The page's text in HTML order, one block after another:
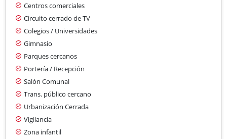
Centros comerciales
Circuito cerrado de TV
Colegios / Universidades
Gimnasio
Parques cercanos
Portería / Recepción
Salón Comunal
Trans. público cercano
Urbanización Cerrada
Vigilancia
Zona infantil